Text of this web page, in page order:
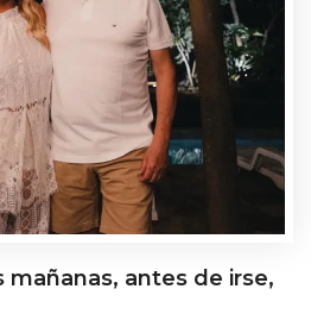
mañanas, antes de irse,